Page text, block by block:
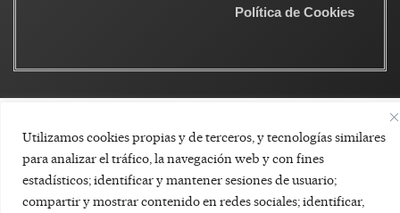
Utilizamos cookies propias y de terceros, y tecnologías similares
para analizar el tráfico, la navegación web y con fines
estadísticos; identificar y mantener sesiones de usuario;
compartir y mostrar contenido en redes sociales; identificar,
Política de Cookies